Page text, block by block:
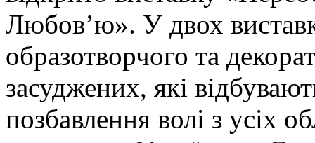
Любов’ю». У двох
образотворчого та
засуджених, які
позбавлення волі з усіх